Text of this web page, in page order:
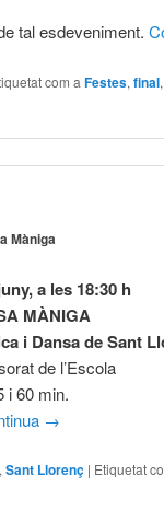
tal esdeveniment.
com a Festes,final
Màniga
a les 18:30 h
MÀNIGA
i Dansa de Sant
de l’Escola
i 60 min.
→
,Sant Llorenç | Etiquetat